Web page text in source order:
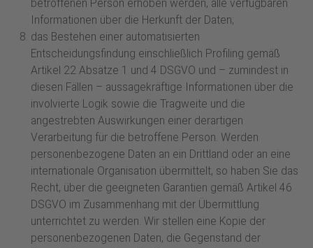
betroffenen Person erhoben werden, alle verfügbaren
Informationen über die Herkunft der Daten;
das Bestehen einer automatisierten
Entscheidungsfindung einschließlich Profiling gemäß
Artikel 22 Absätze 1 und 4 DSGVO und – zumindest in
diesen Fällen – aussagekräftige Informationen über die
involvierte Logik sowie die Tragweite und die
angestrebten Auswirkungen einer derartigen
Verarbeitung für die betroffene Person. Werden
personenbezogene Daten an ein Drittland oder an eine
internationale Organisation übermittelt, so haben Sie das
Recht, über die geeigneten Garantien gemäß Artikel 46
DSGVO im Zusammenhang mit der Übermittlung
unterrichtet zu werden. Wir stellen eine Kopie der
personenbezogenen Daten, die Gegenstand der